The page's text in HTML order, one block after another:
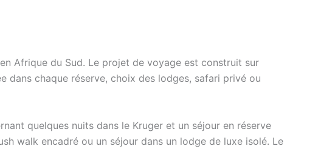
Afrique du Sud. Le projet de voyage est construit sur
dans chaque réserve, choix des lodges, safari privé ou
quelques nuits dans le Kruger et un séjour en réserve
walk encadré ou un séjour dans un lodge de luxe isolé. Le